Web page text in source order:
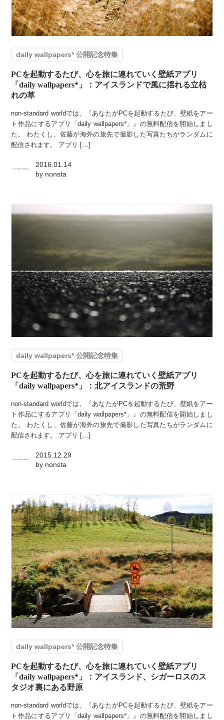
daily wallpapers* 公開記念特集
PCを起動するたび、心を旅に連れていく壁紙アプリ
「daily wallpapers*」：アイスランドで風に揺れる立枯
れの草
non-standard worldでは、『あなたがPCを起動するたび、壁紙をアー
ト作品にするアプリ「daily wallpapers*」』の無料配信を開始しまし
た。 わたくし、佐藤が海外の旅先で撮影した写真たちがランダムに
配信されます。 アプリ […]
2016.01.14
by nonsta
daily wallpapers* 公開記念特集
PCを起動するたび、心を旅に連れていく壁紙アプリ
「daily wallpapers*」：北アイスランドの荒野
non-standard worldでは、『あなたがPCを起動するたび、壁紙をアー
ト作品にするアプリ「daily wallpapers*」』の無料配信を開始しまし
た。 わたくし、佐藤が海外の旅先で撮影した写真たちがランダムに
配信されます。 アプリ […]
2015.12.29
by nonsta
daily wallpapers* 公開記念特集
PCを起動するたび、心を旅に連れていく壁紙アプリ
「daily wallpapers*」：アイスランド、シガーロスのス
タジオ裏にある野原
non-standard worldでは、『あなたがPCを起動するたび、壁紙をアー
ト作品にするアプリ「daily wallpapers*」』の無料配信を開始しまし